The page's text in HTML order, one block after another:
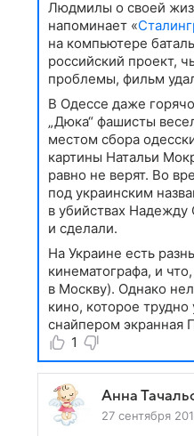
Людмилы о своей
напоминает «
на компьютере
российский проект,
проблемы, фильм
В Одессе даже
„Дюка“ фашисты
местом сбора
картины Натальи
равно не верят. Во
под украинским
в убийствах
и сделали.
На Украине есть
кинематографа, и
в Москву). Однако
кино, которое
снайпером экранная
1
Анна
27 сентября